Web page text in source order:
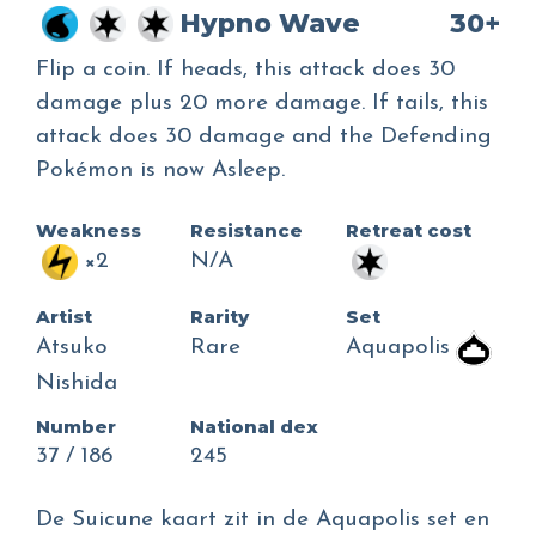
Hypno Wave 30+
Flip a coin. If heads, this attack does 30
damage plus 20 more damage. If tails, this
attack does 30 damage and the Defending
Pokémon is now Asleep.
Weakness
×2
Resistance
N/A
Retreat cost
Artist
Atsuko
Nishida
Rarity
Rare
Set
Aquapolis
Number
37 / 186
National dex
245
De Suicune kaart zit in de Aquapolis set en